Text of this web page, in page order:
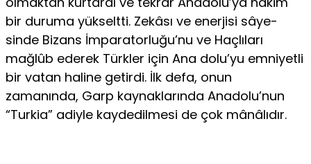
bir duruma yükseltti. Zekâsı ve enerjisi sâye-
sinde Bizans İmparatorluğu’nu ve Haçlıları
mağlûb ederek Türkler için Ana dolu’yu emniyetli
bir vatan haline getirdi. İlk defa, onun
zamanında, Garp kaynaklarında Anadolu’nun
“Turkia” adiyle kaydedilmesi de çok mânâlıdır.